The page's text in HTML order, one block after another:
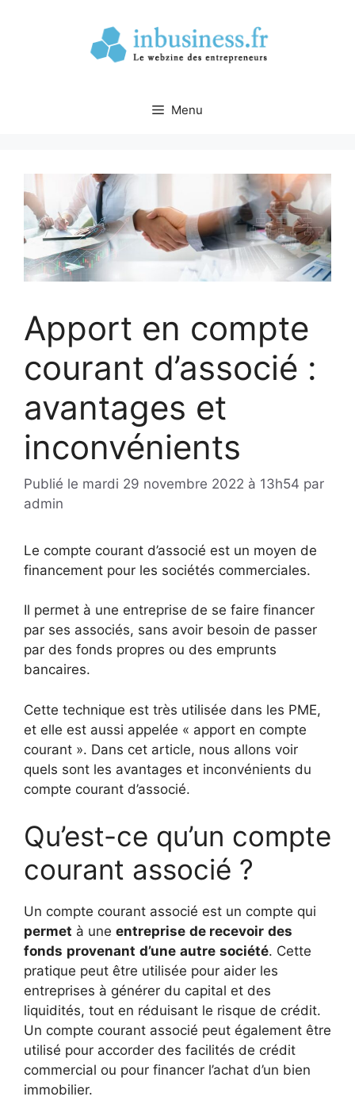
Menu
Apport en compte
courant d’associé :
avantages et
inconvénients
Publié le mardi 29 novembre 2022 à 13h54 par
admin
Le compte courant d’associé est un moyen de
financement pour les sociétés commerciales.
Il permet à une entreprise de se faire financer
par ses associés, sans avoir besoin de passer
par des fonds propres ou des emprunts
bancaires.
Cette technique est très utilisée dans les PME,
et elle est aussi appelée « apport en compte
courant ». Dans cet article, nous allons voir
quels sont les avantages et inconvénients du
compte courant d’associé.
Qu’est-ce qu’un compte
courant associé ?
Un compte courant associé est un compte qui
permet à une entreprise de recevoir des
fonds provenant d’une autre société. Cette
pratique peut être utilisée pour aider les
entreprises à générer du capital et des
liquidités, tout en réduisant le risque de crédit.
Un compte courant associé peut également être
utilisé pour accorder des facilités de crédit
commercial ou pour financer l’achat d’un bien
immobilier.